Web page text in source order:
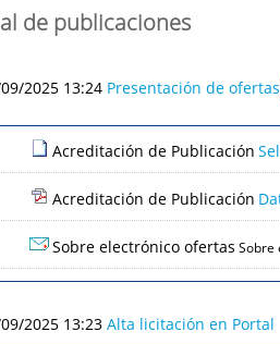
de publicaciones
2025 13:24 Presentación de ofertas
Acreditación de Publicación
Acreditación de Publicación
Sobre electrónico ofertas Sobre
2025 13:23 Alta licitación en Portal